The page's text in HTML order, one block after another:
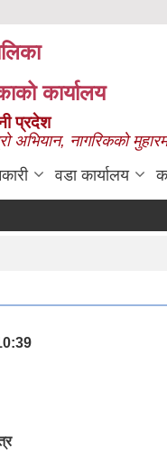
कार्यालय
प्रदेश
अभियान, नागरिकको
वडा कार्यालय